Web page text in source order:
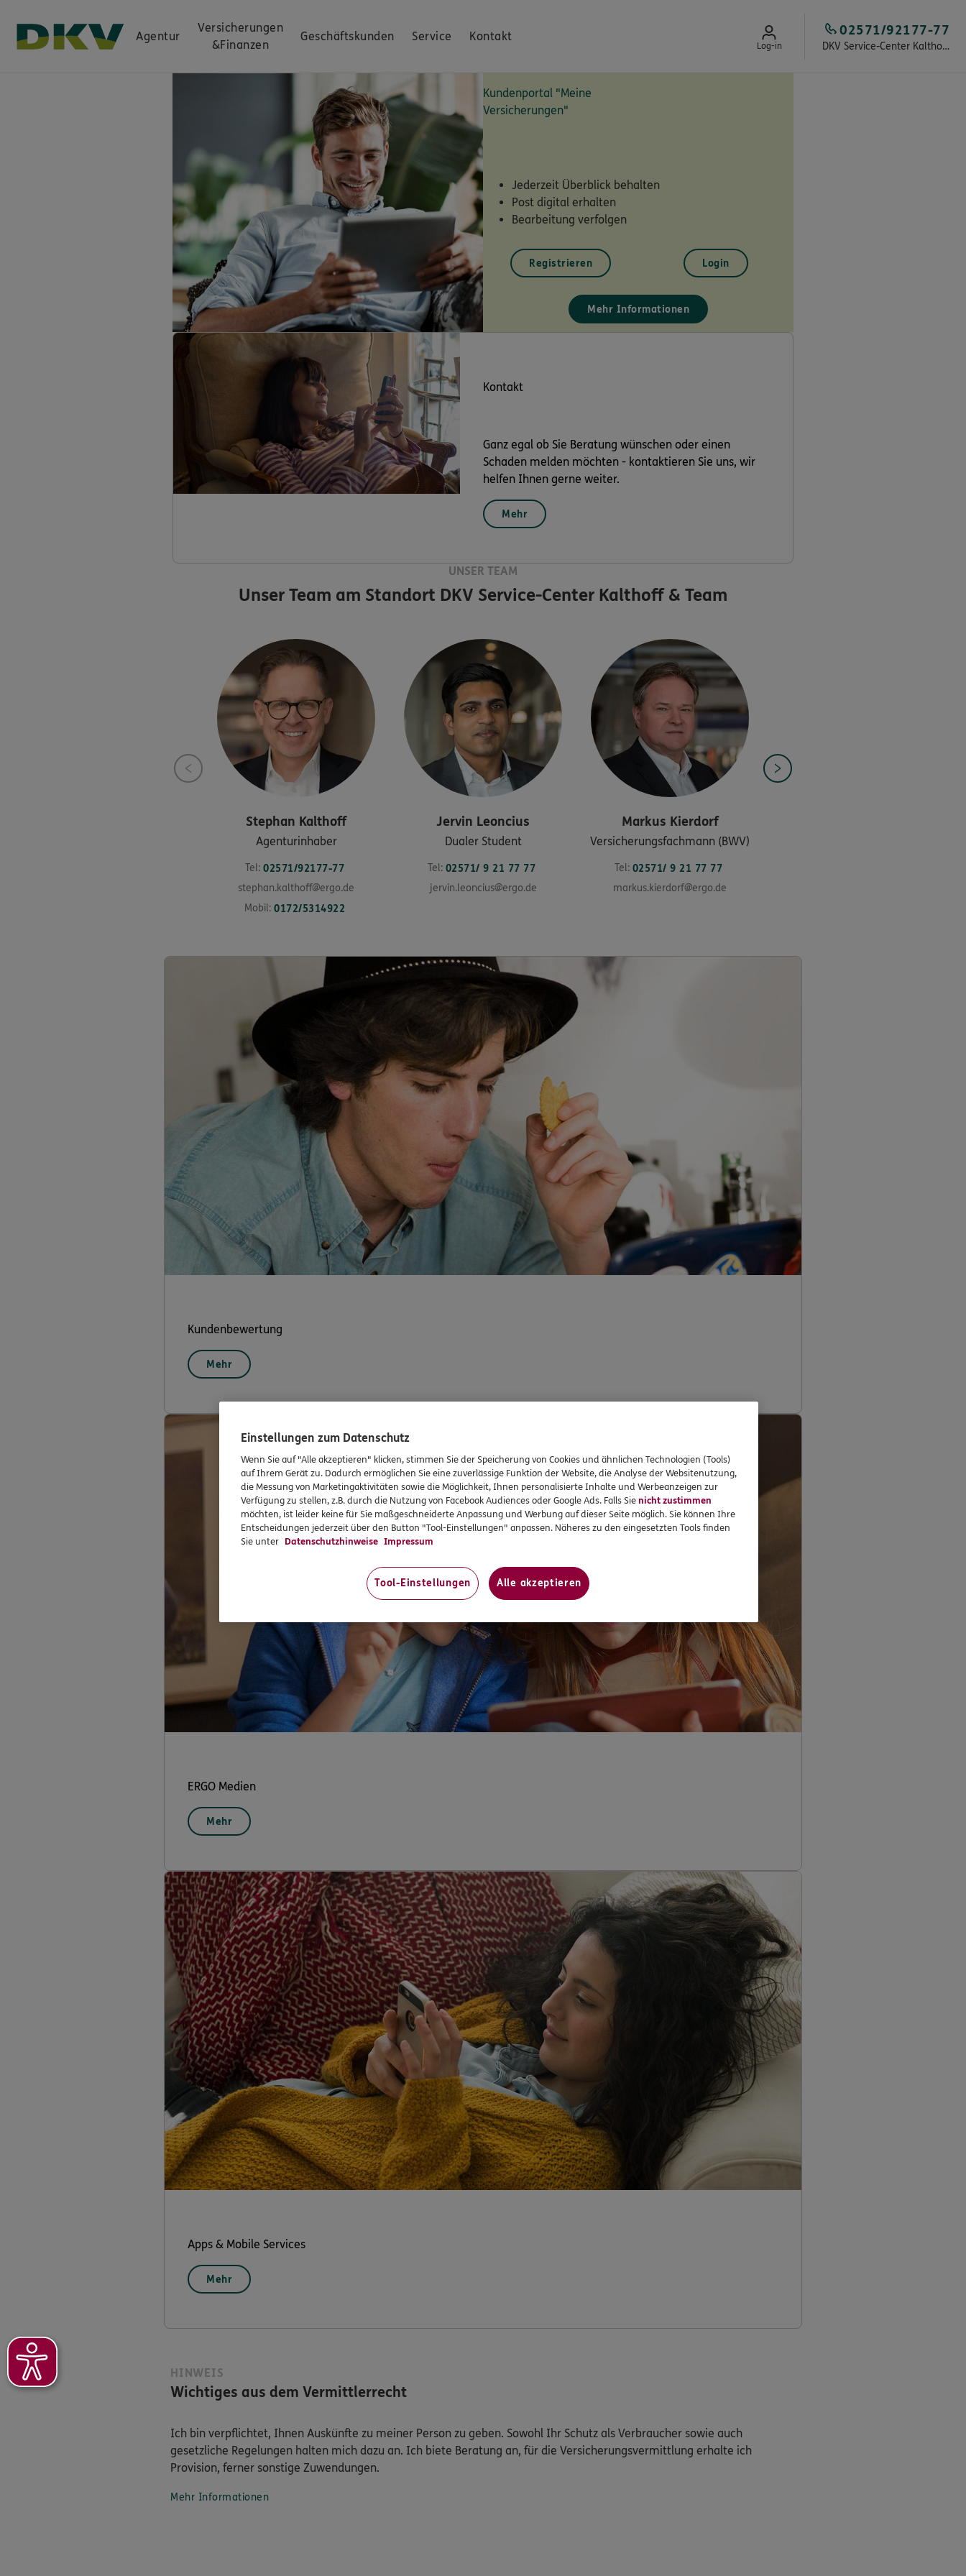
Agentur
Versicherungen
&Finanzen
Geschäftskunden Service Kontakt
Log-in DKV Service-Center Kalthoff & Team
02571/92177-77
Kundenportal "Meine
Versicherungen"
Jederzeit Überblick behalten
Post digital erhalten
Bearbeitung verfolgen
Registrieren Login
Mehr Informationen
Kontakt
Ganz egal ob Sie Beratung wünschen oder einen
Schaden melden möchten - kontaktieren Sie uns, wir
helfen Ihnen gerne weiter.
Mehr
UNSER TEAM
Unser Team am Standort DKV Service-Center Kalthoff & Team
Stephan Kalthoff
Agenturinhaber
Tel: 02571/92177-77
stephan.kalthoff@ergo.de
Mobil: 0172/5314922
Jervin Leoncius
Dualer Student
Tel: 02571/ 9 21 77 77
jervin.leoncius@ergo.de
Markus Kierdorf
Versicherungsfachmann (BWV)
Tel: 02571/ 9 21 77 77
markus.kierdorf@ergo.de
Kundenbewertung
Mehr
ERGO Medien
Mehr
Apps & Mobile Services
Mehr
HINWEIS
Wichtiges aus dem Vermittlerrecht
Ich bin verpflichtet, Ihnen Auskünfte zu meiner Person zu geben. Sowohl Ihr Schutz als Verbraucher sowie auch
gesetzliche Regelungen halten mich dazu an. Ich biete Beratung an, für die Versicherungsvermittlung erhalte ich
Provision, ferner sonstige Zuwendungen.
Mehr Informationen
Einstellungen zum Datenschutz
Wenn Sie auf "Alle akzeptieren" klicken, stimmen Sie der Speicherung von Cookies und ähnlichen Technologien (Tools)
auf Ihrem Gerät zu. Dadurch ermöglichen Sie eine zuverlässige Funktion der Website, die Analyse der Websitenutzung,
die Messung von Marketingaktivitäten sowie die Möglichkeit, Ihnen personalisierte Inhalte und Werbeanzeigen zur
Verfügung zu stellen, z.B. durch die Nutzung von Facebook Audiences oder Google Ads. Falls Sienicht zustimmen
möchten, ist leider keine für Sie maßgeschneiderte Anpassung und Werbung auf dieser Seite möglich. Sie können Ihre
Entscheidungen jederzeit über den Button "Tool-Einstellungen" anpassen. Näheres zu den eingesetzten Tools finden
Sie unter Datenschutzhinweise Impressum
Tool-Einstellungen Alle akzeptieren